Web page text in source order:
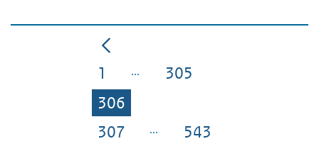
Pagina
1 Pagina
305
Pagina
306
Pagina
307 Pagina
543